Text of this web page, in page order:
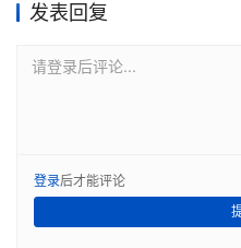
发表回复
请登录后评论...
登录后才能评论